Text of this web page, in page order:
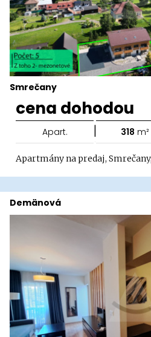
Smrečany
cena dohodou
Apart. | 318 m²
Apartmány na predaj,
Demänová